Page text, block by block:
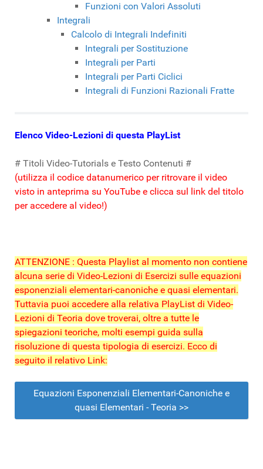
Funzioni con Valori Assoluti
Integrali
Calcolo di Integrali Indefiniti
Integrali per Sostituzione
Integrali per Parti
Integrali per Parti Ciclici
Integrali di Funzioni Razionali Fratte
Elenco Video-Lezioni di questa PlayList
# Titoli Video-Tutorials e Testo Contenuti #
(utilizza il codice datanumerico per ritrovare il video
visto in anteprima su YouTube e clicca sul link del titolo
per accedere al video!)
ATTENZIONE : Questa Playlist al momento non contiene
alcuna serie di Video-Lezioni di Esercizi sulle equazioni
esponenziali elementari-canoniche e quasi elementari.
Tuttavia puoi accedere alla relativa PlayList di Video-
Lezioni di Teoria dove troverai, oltre a tutte le
spiegazioni teoriche, molti esempi guida sulla
risoluzione di questa tipologia di esercizi. Ecco di
seguito il relativo Link:
Equazioni Esponenziali Elementari-Canoniche e
quasi Elementari - Teoria >>